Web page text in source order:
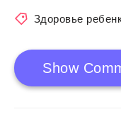
Здоровье
Show